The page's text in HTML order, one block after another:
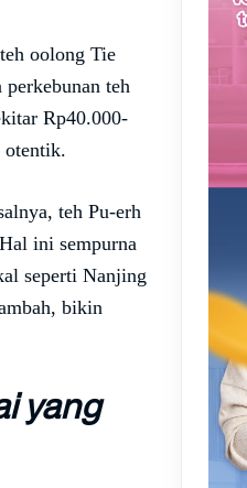
oolong Tie
teh
Rp40.000-
otentik.
teh Pu-erh
ini sempurna
seperti Nanjing
bikin
yang